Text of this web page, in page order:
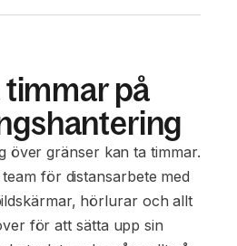
timmar på
över gränser kan ta timmar.
för distansarbete med
hörlurar och allt
för att sätta upp sin